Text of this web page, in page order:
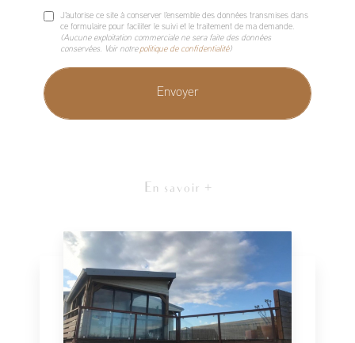
J'autorise ce site à conserver l'ensemble des données transmises dans
ce formulaire pour faciliter le suivi et le traitement de ma demande.
(Aucune exploitation commerciale ne sera faite des données
conservées. Voir notre politique de confidentialité)
En savoir +